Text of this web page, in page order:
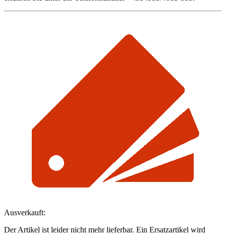
Ausverkauft:
Der Artikel ist leider nicht mehr lieferbar. Ein Ersatzartikel wird